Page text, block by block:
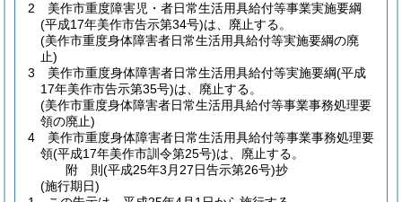
2
美作市重度障害児・者日常生活用具給付等事業実施要綱
(平成17年美作市告示第34号)は、廃止する。
(美作市重度身体障害者日常生活用具給付等実施要綱の廃
止)
3
美作市重度身体障害者日常生活用具給付等実施要綱(平成
17年美作市告示第35号)は、廃止する。
(美作市重度身体障害者日常生活用具給付等事業事務処理要
領の廃止)
4
美作市重度身体障害者日常生活用具給付等事業事務処理要
領(平成17年美作市訓令第25号)は、廃止する。
附 則(平成25年3月27日告示第26号)抄
(施行期日)